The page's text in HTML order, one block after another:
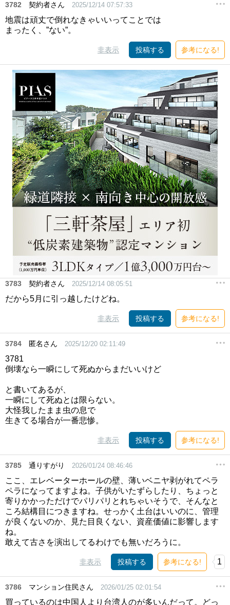
3782 契約者さん 2025/12/14 07:57:33
地震は頑丈で倒れなきゃいいってことでは
まったく、”ない”。
非表示 投稿する 参考になる!
3783 契約者さん 2025/12/14 08:05:51
だから5月に引っ越したけどね。
非表示 投稿する 参考になる!
3784 匿名さん 2025/12/20 02:11:49
3781
倒壊なら一瞬にして死ぬからまだいいけど
と書いてあるが、
一瞬にして死ぬとは限らない。
大怪我したまま虫の息で
生きてる場合が一番悲惨。
非表示 投稿する 参考になる!
3785 通りすがり 2026/01/24 08:46:46
ここ、エレベーターホールの壁、薄いベニヤ剥がれてペラ
ペラになってますよね。子供がいたずらしたり、ちょっと
寄りかかっただけでパリパリとれちゃいそうで、そんなと
ころ結構目につきますね。せっかく土台はいいのに、管理
が良くないのか、見た目良くない、資産価値に影響します
ね。
敢えて古さを演出してるわけでも無いだろうに。
非表示 投稿する 参考になる! 1
3786 マンション住民さん 2026/01/25 02:01:54
買っているのは中国人より台湾人のが多いんだって。どっ